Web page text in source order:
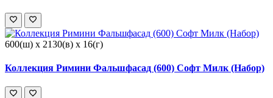
600(ш) x 2130(в) x 16(г)
Коллекция Римини Фальшфасад (600) Софт Милк (Набор)